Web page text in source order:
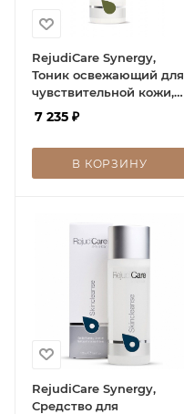
RejudiCare Synergy,
Тоник освежающий для
чувствительной кожи,
Skintonic, 150 мл
7 235 ₽
В КОРЗИНУ
RejudiCare Synergy,
Средство для